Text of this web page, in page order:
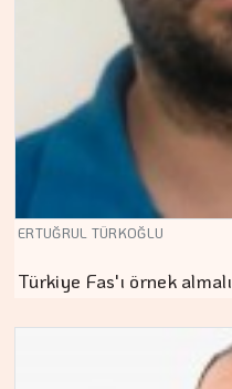
ERTUĞRUL TÜRKOĞLU
Türkiye Fas'ı örnek almalı